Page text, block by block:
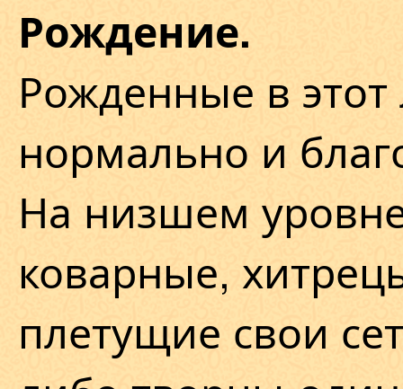
Рождение.
Рожденные в
нормально и
На низшем
коварные,
плетущие свои